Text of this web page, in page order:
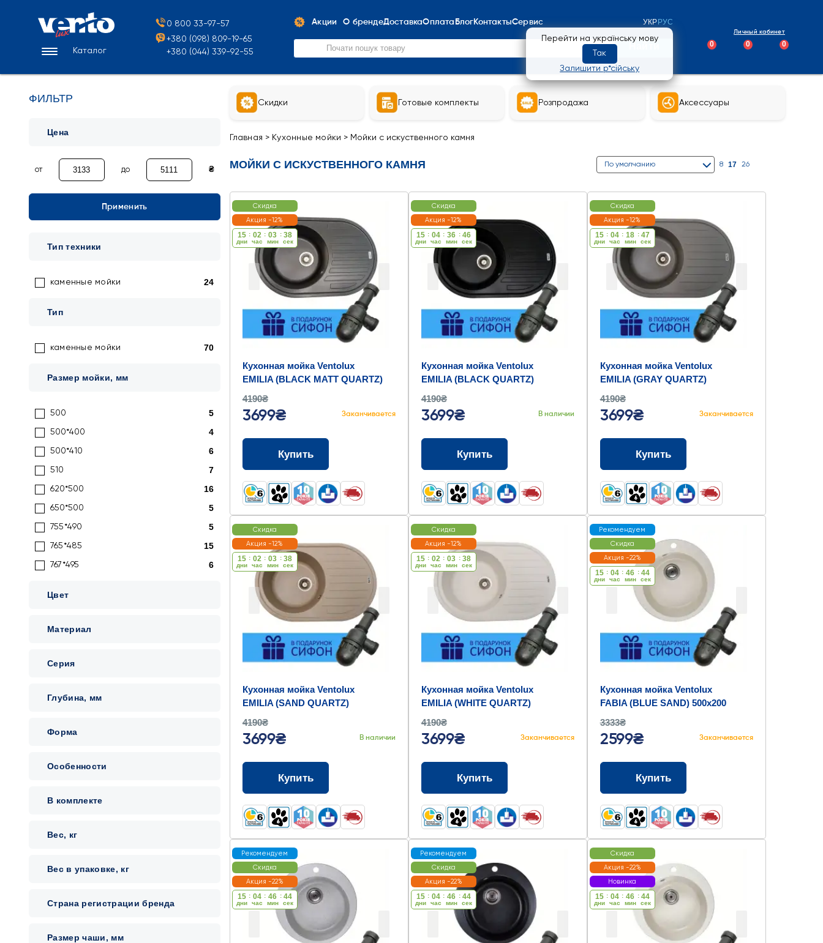
Каталог
0 800 33-97-57
+380 (098) 809-19-65
+380 (044) 339-92-55
Акции О брендеДоставкаОплата БлогКонтактыСервис УКР РУС
Перейти на українську мову
Так
Залишити р*сійську
Найти
Личный кабинет
0 0 0
ФИЛЬТР
Цена
от до ₴
Применить
Тип техники
каменные мойки 24
Тип
каменные мойки 70
Размер мойки, мм
500 5
500*400 4
500*410 6
510 7
620*500 16
650*500 5
755*490 5
765*485 15
767*495 6
Цвет
Материал
Серия
Глубина, мм
Форма
Особенности
В комплекте
Вес, кг
Вес в упаковке, кг
Страна регистрации бренда
Размер чаши, мм
Скидки Готовые комплекты Розпродажа Аксессуары
Главная > Кухонные мойки > Мойки с искуственного камня
МОЙКИ С ИСКУСТВЕННОГО КАМНЯ По умолчанию 8 17 26
Скидка
Акция -12%
15
дни
: 02
час
: 03
мин
: 37
cек
Кухонная мойка Ventolux
EMILIA (BLACK MATT QUARTZ)
4190₴
3699₴ Заканчивается
Купить
Скидка
Акция -12%
15
дни
: 04
час
: 36
мин
: 45
cек
Кухонная мойка Ventolux
EMILIA (BLACK QUARTZ)
4190₴
3699₴ В наличии
Купить
Скидка
Акция -12%
15
дни
: 04
час
: 18
мин
: 46
cек
Кухонная мойка Ventolux
EMILIA (GRAY QUARTZ)
4190₴
3699₴ Заканчивается
Купить
Скидка
Акция -12%
15
дни
: 02
час
: 03
мин
: 37
cек
Кухонная мойка Ventolux
EMILIA (SAND QUARTZ)
4190₴
3699₴ В наличии
Купить
Скидка
Акция -12%
15
дни
: 02
час
: 03
мин
: 37
cек
Кухонная мойка Ventolux
EMILIA (WHITE QUARTZ)
4190₴
3699₴ Заканчивается
Купить
Рекомендуем
Скидка
Акция -22%
15
дни
: 04
час
: 46
мин
: 43
cек
Кухонная мойка Ventolux
FABIA (BLUE SAND) 500x200
3333₴
2599₴ Заканчивается
Купить
Рекомендуем
Скидка
Акция -22%
15
дни
: 04
час
: 46
мин
: 43
cек
Рекомендуем
Скидка
Акция -22%
15
дни
: 04
час
: 46
мин
: 43
cек
Скидка
Акция -22%
Новинка
15
дни
: 04
час
: 46
мин
: 43
cек